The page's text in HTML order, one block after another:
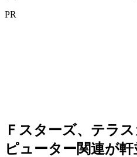
PR
Ｆスターズ、テラ
ピューター関連が